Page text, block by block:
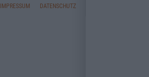
IMPRESSUM DATENSCHUTZ